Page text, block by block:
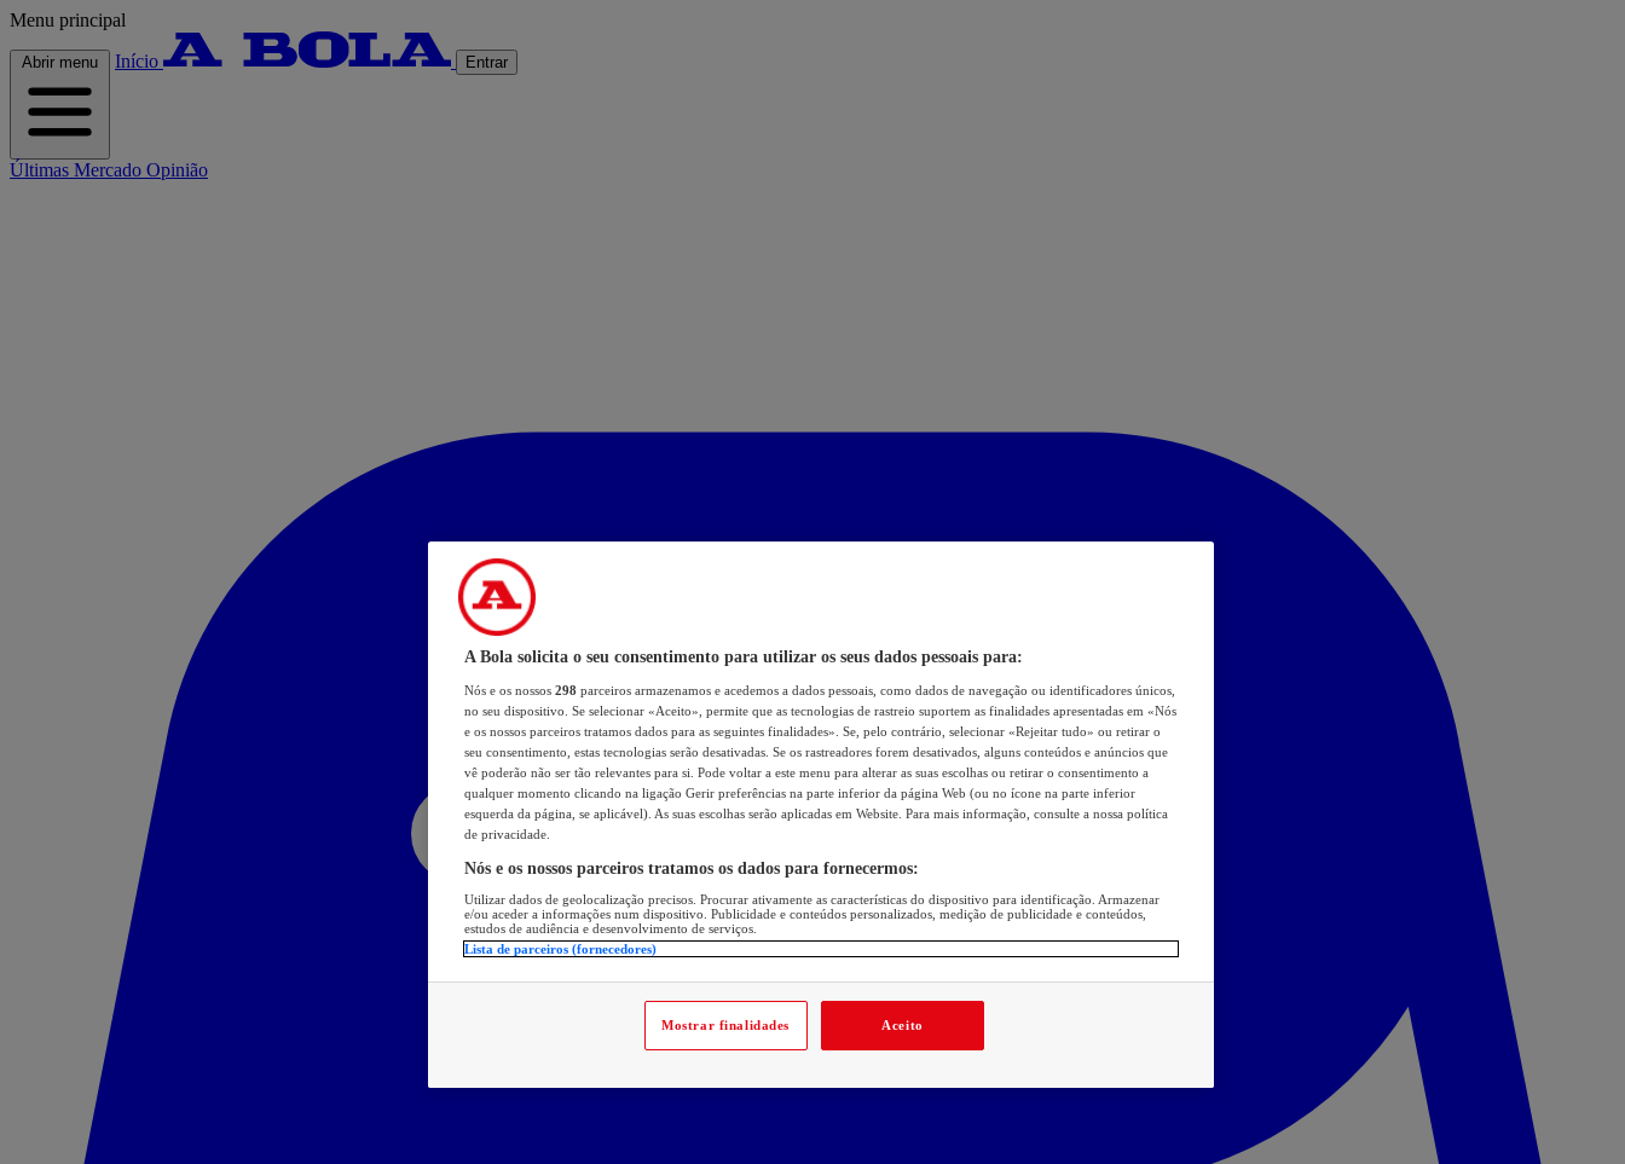
Menu principal
Abrir menu Início Entrar
Últimas Mercado Opinião
A Bola solicita o seu consentimento para utilizar os seus dados pessoais para:
Nós e os nossos 298 parceiros armazenamos e acedemos a dados pessoais, como dados de navegação ou identificadores únicos,
no seu dispositivo. Se selecionar «Aceito», permite que as tecnologias de rastreio suportem as finalidades apresentadas em «Nós
e os nossos parceiros tratamos dados para as seguintes finalidades». Se, pelo contrário, selecionar «Rejeitar tudo» ou retirar o
seu consentimento, estas tecnologias serão desativadas. Se os rastreadores forem desativados, alguns conteúdos e anúncios que
vê poderão não ser tão relevantes para si. Pode voltar a este menu para alterar as suas escolhas ou retirar o consentimento a
qualquer momento clicando na ligação Gerir preferências na parte inferior da página Web (ou no ícone na parte inferior
esquerda da página, se aplicável). As suas escolhas serão aplicadas em Website. Para mais informação, consulte a nossa política
de privacidade.
Nós e os nossos parceiros tratamos os dados para fornecermos:
Utilizar dados de geolocalização precisos. Procurar ativamente as características do dispositivo para identificação. Armazenar
e/ou aceder a informações num dispositivo. Publicidade e conteúdos personalizados, medição de publicidade e conteúdos,
estudos de audiência e desenvolvimento de serviços.
Lista de parceiros (fornecedores)
Mostrar finalidades Aceito